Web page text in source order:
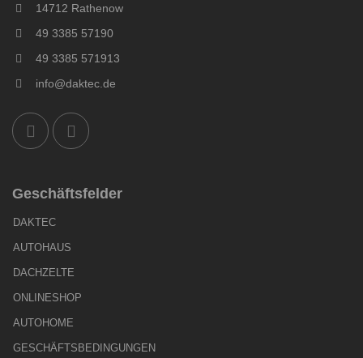
14712 Rathenow
49 3385 57190
49 3385 571913
info@daktec.de
Geschäftsfelder
DAKTEC
AUTOHAUS
DACHZELTE
ONLINESHOP
AUTOHOME
GESCHÄFTSBEDINGUNGEN